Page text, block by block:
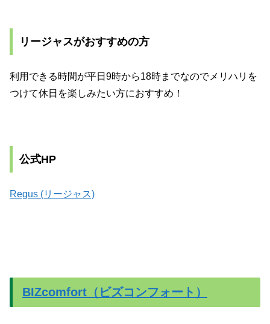
リージャスがおすすめの方
利用できる時間が平日9時から18時までなのでメリハリを
つけて休日を楽しみたい方におすすめ！
公式HP
Regus (リージャス)
BIZcomfort（ビズコンフォート）